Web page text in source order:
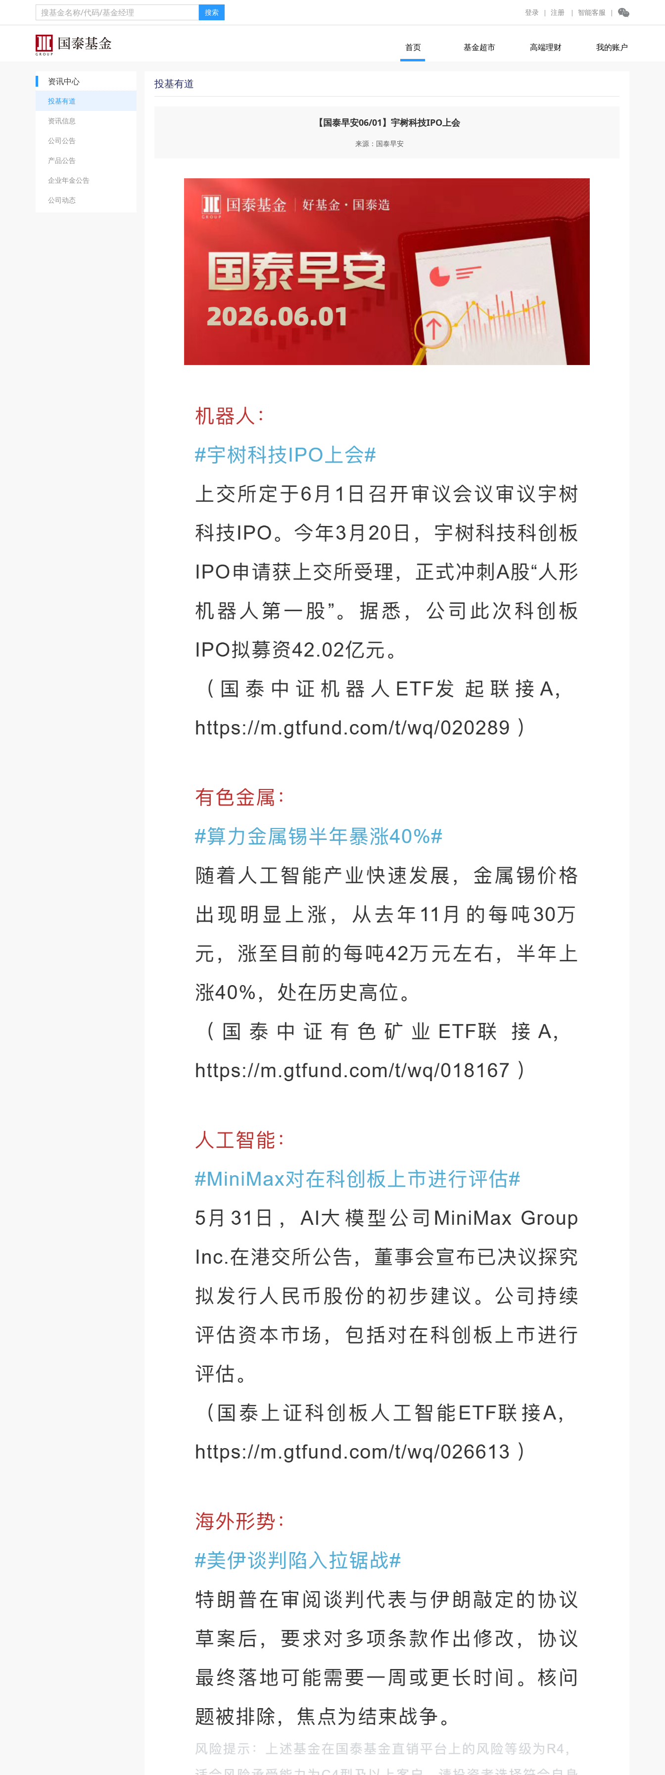
搜索 登录 | 注册 | 智能客服 |
首页 基金超市 高端理财 我的账户
资讯中心
投基有道
资讯信息
公司公告
产品公告
企业年金公告
公司动态
投基有道
【国泰早安06/01】宇树科技IPO上会
来源：国泰早安